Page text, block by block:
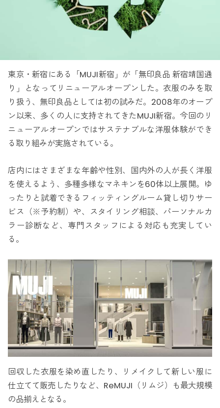
東京・新宿にある「MUJI新宿」が「無印良品 新宿靖国通
り」となってリニューアルオープンした。衣服のみを取
り扱う、無印良品としては初の試みだ。2008年のオープ
ン以来、多くの人に支持されてきたMUJI新宿。今回のリ
ニューアルオープンではサステナブルな洋服体験ができ
る取り組みが実施されている。
店内にはさまざまな年齢や性別、国内外の人が長く洋服
を使えるよう、多種多様なマネキンを60体以上展開。ゆ
ったりと試着できるフィッティングルーム貸し切りサー
ビス（※予約制）や、スタイリング相談、パーソナルカ
ラー診断など、専門スタッフによる対応も充実してい
る。
回収した衣服を染め直したり、リメイクして新しい服に
仕立てて販売したりなど、ReMUJI（リムジ）も最大規模
の品揃えとなる。